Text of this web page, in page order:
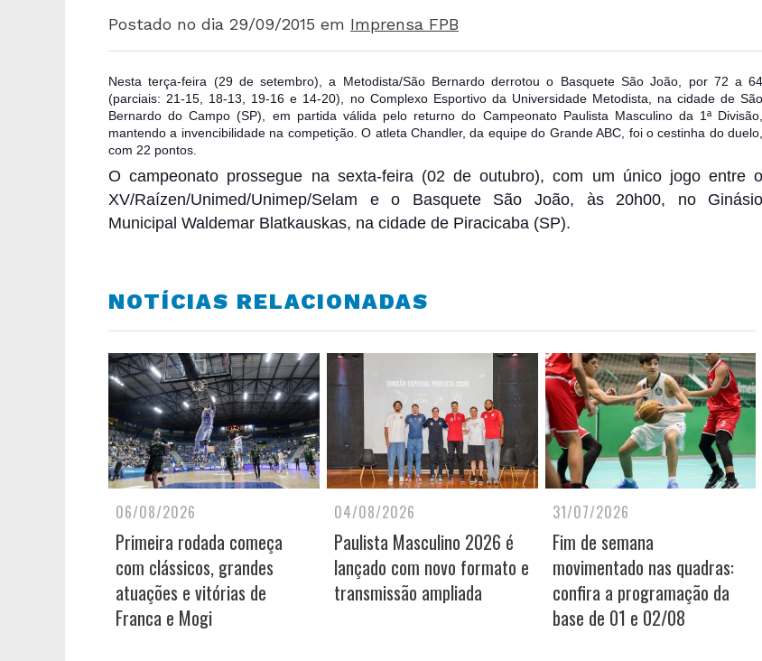
Postado no dia 29/09/2015 em Imprensa FPB
Nesta terça-feira (29 de setembro), a Metodista/São Bernardo derrotou o Basquete São João, por 72 a 64
(parciais: 21-15, 18-13, 19-16 e 14-20), no Complexo Esportivo da Universidade Metodista, na cidade de São
Bernardo do Campo (SP), em partida válida pelo returno do Campeonato Paulista Masculino da 1ª Divisão,
mantendo a invencibilidade na competição. O atleta Chandler, da equipe do Grande ABC, foi o cestinha do duelo,
com 22 pontos.
O campeonato prossegue na sexta-feira (02 de outubro), com um único jogo entre o
XV/Raízen/Unimed/Unimep/Selam e o Basquete São João, às 20h00, no Ginásio
Municipal Waldemar Blatkauskas, na cidade de Piracicaba (SP).
NOTÍCIAS RELACIONADAS
06/08/2026
Primeira rodada começa
com clássicos, grandes
atuações e vitórias de
Franca e Mogi
04/08/2026
Paulista Masculino 2026 é
lançado com novo formato e
transmissão ampliada
31/07/2026
Fim de semana
movimentado nas quadras:
confira a programação da
base de 01 e 02/08